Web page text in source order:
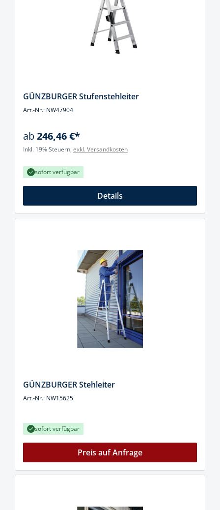
GÜNZBURGER Stufenstehleiter
Art.-Nr.: NW47904
ab246,46 €*
Inkl. 19% Steuern, exkl. Versandkosten
sofort verfügbar
Details
GÜNZBURGER Stehleiter
Art.-Nr.: NW15625
sofort verfügbar
Preis auf Anfrage